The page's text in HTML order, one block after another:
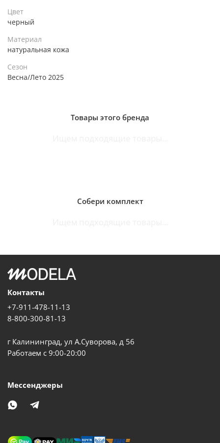
Цвет
черный
Материал
натуральная кожа
Сезон
Весна/Лето 2025
Товары этого бренда
Собери комплект
Контакты
+7-911-478-11-13
8-800-300-81-13
г Калининград, ул А.Суворова, д 56
Работаем с 9:00-20:00
Мессенджеры